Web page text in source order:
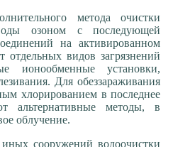
метода очистки
озоном с последующей
на активированном
видов загрязнений
ионообменные установки,
Для обеззараживания
хлорированием в последнее
альтернативные методы, в
облучение.
сооружений водоочистки